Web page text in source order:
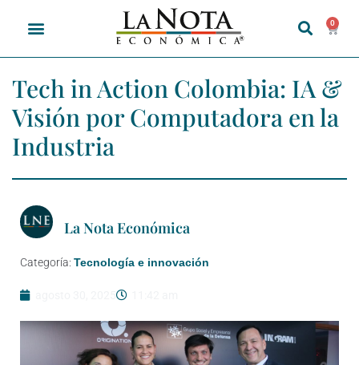
0
Tech in Action Colombia: IA &
Visión por Computadora en la
Industria
La Nota Económica
Categoría: Tecnología e innovación